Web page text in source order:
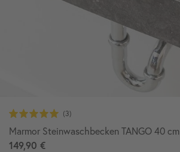
Marmor Steinwaschbecken TANGO 40 cm
149,90 €